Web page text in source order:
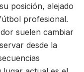
posición, alejado
profesional.
suelen cambiar
desde la